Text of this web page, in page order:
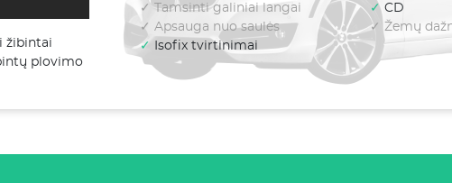
žibintai
plovimo
✓ Tamsinti galiniai langai
✓ Apsauga nuo saulės
✓
Isofix tvirtinimai
✓CD
✓ Žemų